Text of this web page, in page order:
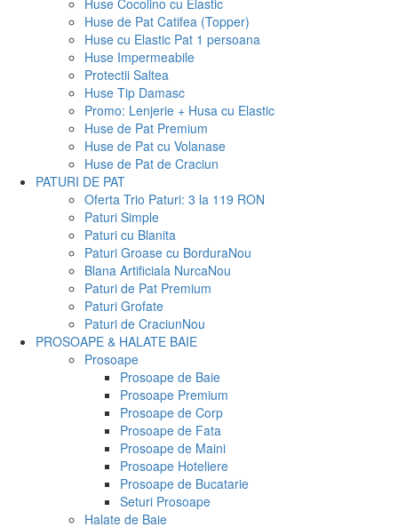
Huse Cocolino cu Elastic
Huse de Pat Catifea (Topper)
Huse cu Elastic Pat 1 persoana
Huse Impermeabile
Protectii Saltea
Huse Tip Damasc
Promo: Lenjerie + Husa cu Elastic
Huse de Pat Premium
Huse de Pat cu Volanase
Huse de Pat de Craciun
PATURI DE PAT
Oferta Trio Paturi: 3 la 119 RON
Paturi Simple
Paturi cu Blanita
Paturi Groase cu BorduraNou
Blana Artificiala NurcaNou
Paturi de Pat Premium
Paturi Grofate
Paturi de CraciunNou
PROSOAPE & HALATE BAIE
Prosoape
Prosoape de Baie
Prosoape Premium
Prosoape de Corp
Prosoape de Fata
Prosoape de Maini
Prosoape Hoteliere
Prosoape de Bucatarie
Seturi Prosoape
Halate de Baie